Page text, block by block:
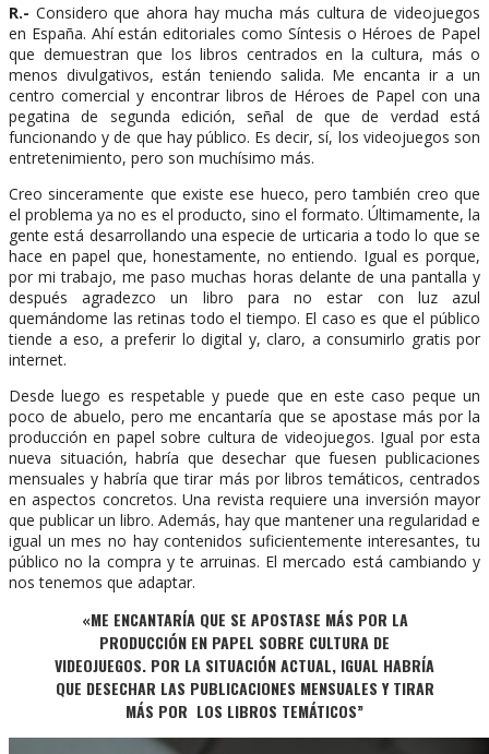
R.- Considero que ahora hay mucha más cultura de videojuegos
en España. Ahí están editoriales como Síntesis o Héroes de Papel
que demuestran que los libros centrados en la cultura, más o
menos divulgativos, están teniendo salida. Me encanta ir a un
centro comercial y encontrar libros de Héroes de Papel con una
pegatina de segunda edición, señal de que de verdad está
funcionando y de que hay público. Es decir, sí, los videojuegos son
entretenimiento, pero son muchísimo más.
Creo sinceramente que existe ese hueco, pero también creo que
el problema ya no es el producto, sino el formato. Últimamente, la
gente está desarrollando una especie de urticaria a todo lo que se
hace en papel que, honestamente, no entiendo. Igual es porque,
por mi trabajo, me paso muchas horas delante de una pantalla y
después agradezco un libro para no estar con luz azul
quemándome las retinas todo el tiempo. El caso es que el público
tiende a eso, a preferir lo digital y, claro, a consumirlo gratis por
internet.
Desde luego es respetable y puede que en este caso peque un
poco de abuelo, pero me encantaría que se apostase más por la
producción en papel sobre cultura de videojuegos. Igual por esta
nueva situación, habría que desechar que fuesen publicaciones
mensuales y habría que tirar más por libros temáticos, centrados
en aspectos concretos. Una revista requiere una inversión mayor
que publicar un libro. Además, hay que mantener una regularidad e
igual un mes no hay contenidos suficientemente interesantes, tu
público no la compra y te arruinas. El mercado está cambiando y
nos tenemos que adaptar.
«ME ENCANTARÍA QUE SE APOSTASE MÁS POR LA
PRODUCCIÓN EN PAPEL SOBRE CULTURA DE
VIDEOJUEGOS. POR LA SITUACIÓN ACTUAL, IGUAL HABRÍA
QUE DESECHAR LAS PUBLICACIONES MENSUALES Y TIRAR
MÁS POR LOS LIBROS TEMÁTICOS”